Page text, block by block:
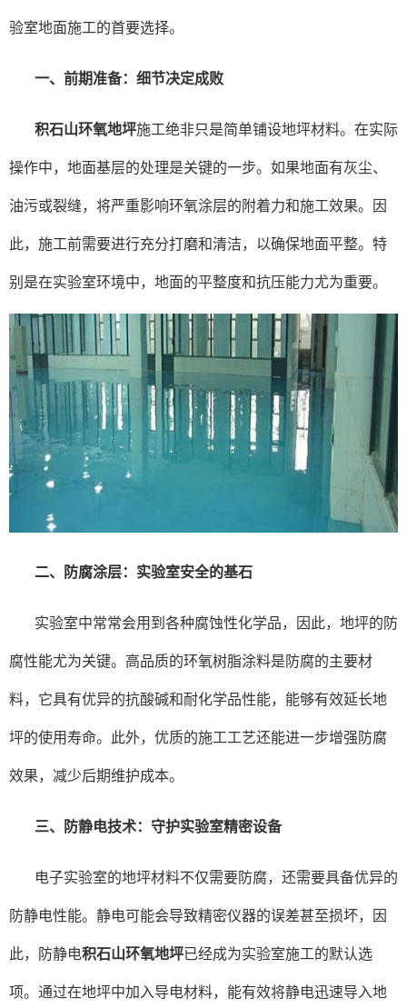
验室地面施工的首要选择。
一、前期准备：细节决定成败
积石山环氧地坪施工绝非只是简单铺设地坪材料。在实际
操作中，地面基层的处理是关键的一步。如果地面有灰尘、
油污或裂缝，将严重影响环氧涂层的附着力和施工效果。因
此，施工前需要进行充分打磨和清洁，以确保地面平整。特
别是在实验室环境中，地面的平整度和抗压能力尤为重要。
二、防腐涂层：实验室安全的基石
实验室中常常会用到各种腐蚀性化学品，因此，地坪的防
腐性能尤为关键。高品质的环氧树脂涂料是防腐的主要材
料，它具有优异的抗酸碱和耐化学品性能，能够有效延长地
坪的使用寿命。此外，优质的施工工艺还能进一步增强防腐
效果，减少后期维护成本。
三、防静电技术：守护实验室精密设备
电子实验室的地坪材料不仅需要防腐，还需要具备优异的
防静电性能。静电可能会导致精密仪器的误差甚至损坏，因
此，防静电积石山环氧地坪已经成为实验室施工的默认选
项。通过在地坪中加入导电材料，能有效将静电迅速导入地